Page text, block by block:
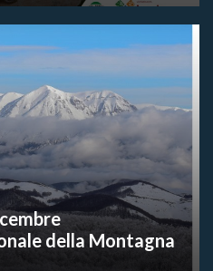
della Montagna